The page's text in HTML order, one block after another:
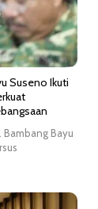
Suseno Ikuti
Bambang Bayu